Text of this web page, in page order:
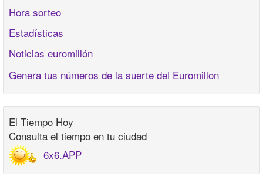
Hora sorteo
Estadísticas
Noticias euromillón
Genera tus números de la suerte del Euromillon
El Tiempo Hoy
Consulta el tiempo en tu ciudad
6x6.APP